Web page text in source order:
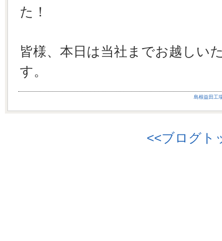
た！
皆様、本日は当社までお越しい
す。
島根益田工
<<ブログト